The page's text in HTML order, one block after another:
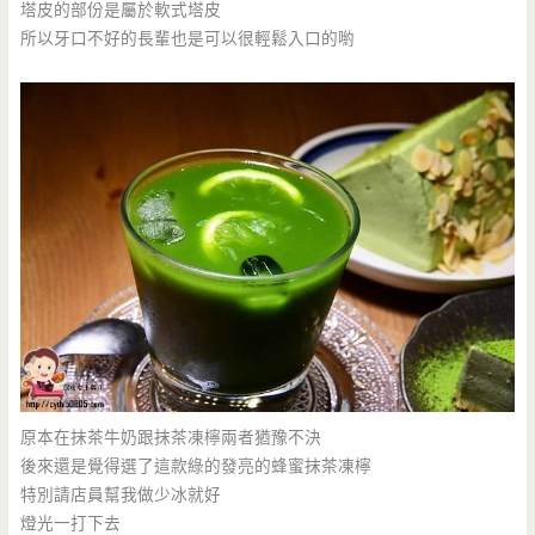
塔皮的部份是屬於軟式塔皮
所以牙口不好的長輩也是可以很輕鬆入口的喲
原本在抹茶牛奶跟抹茶凍檸兩者猶豫不決
後來還是覺得選了這款綠的發亮的蜂蜜抹茶凍檸
特別請店員幫我做少冰就好
燈光一打下去